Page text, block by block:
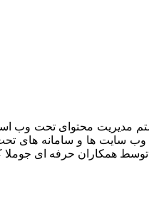
مدیریت محتوای تحت وب است
سایت ها و سامانه های
توسط همکاران حرفه ای جوملا